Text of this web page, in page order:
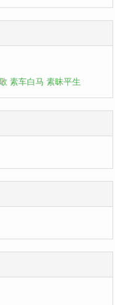
素车白马 素昧平生